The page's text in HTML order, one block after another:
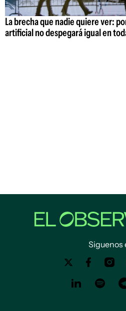
La brecha que nadie quiere ver:
artificial no despegará igual en
Siguenos